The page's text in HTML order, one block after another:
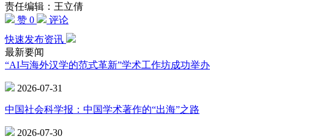
责任编辑：王立倩
赞 0
评论
快速发布资讯
最新要闻
“AI与海外汉学的范式革新”学术工作坊成功举办
2026-07-31
中国社会科学报：中国学术著作的“出海”之路
2026-07-30